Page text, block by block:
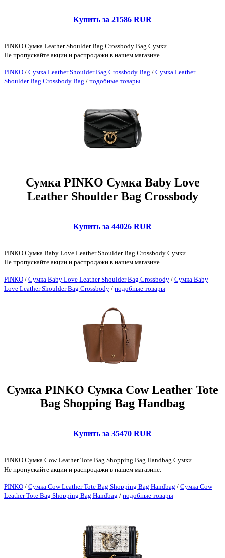
Купить за 21586 RUR
PINKO Сумка Leather Shoulder Bag Crossbody Bag Сумки
Не пропускайте акции и распродажи в нашем магазине.
PINKO / Сумка Leather Shoulder Bag Crossbody Bag / Сумка Leather
Shoulder Bag Crossbody Bag / подобные товары
Сумка PINKO Сумка Baby Love
Leather Shoulder Bag Crossbody
Купить за 44026 RUR
PINKO Сумка Baby Love Leather Shoulder Bag Crossbody Сумки
Не пропускайте акции и распродажи в нашем магазине.
PINKO / Сумка Baby Love Leather Shoulder Bag Crossbody / Сумка Baby
Love Leather Shoulder Bag Crossbody / подобные товары
Сумка PINKO Сумка Cow Leather Tote
Bag Shopping Bag Handbag
Купить за 35470 RUR
PINKO Сумка Cow Leather Tote Bag Shopping Bag Handbag Сумки
Не пропускайте акции и распродажи в нашем магазине.
PINKO / Сумка Cow Leather Tote Bag Shopping Bag Handbag / Сумка Cow
Leather Tote Bag Shopping Bag Handbag / подобные товары